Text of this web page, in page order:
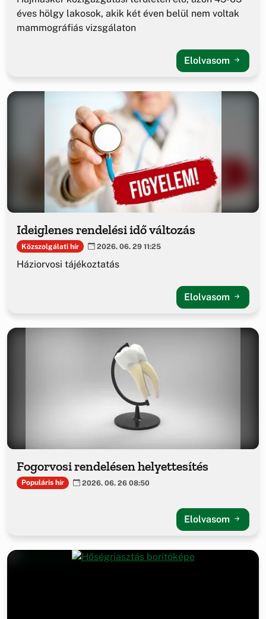
éves hölgy lakosok, akik két éven belül nem voltak
mammográfiás vizsgálaton
Elolvasom
Ideiglenes rendelési idő változás
Közszolgálati hír 2026. 06. 29 11:25
Háziorvosi tájékoztatás
Elolvasom
Fogorvosi rendelésen helyettesítés
Populáris hír 2026. 06. 26 08:50
Elolvasom